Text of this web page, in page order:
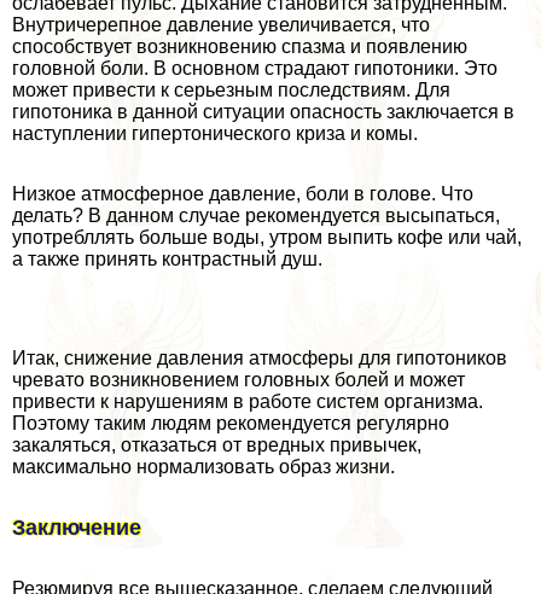
Внутричерепное давление увеличивается, что
способствует возникновению спазма и появлению
головной боли. В основном страдают гипотоники. Это
может привести к серьезным последствиям. Для
гипотоника в данной ситуации опасность заключается в
наступлении гипертонического криза и комы.
Низкое атмосферное давление, боли в голове. Что
делать? В данном случае рекомендуется высыпаться,
употрeбллять больше воды, утром выпить кофе или чай,
а также принять контрастный душ.
Итак, снижение давления атмосферы для гипотоников
чревато возникновением головных болей и может
привести к нарушениям в работе систем организма.
Поэтому таким людям рекомендуется регулярно
закаляться, отказаться от вредных привычек,
максимально нормализовать образ жизни.
Заключение
Резюмируя все вышесказанное, сделаем следующий